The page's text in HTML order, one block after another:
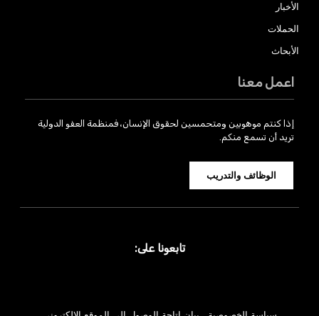
الأخبار
الحملات
الأبحاث
اعمل معنا
إذا كنتم موهوبين ومتحمسين لحقوق الإنسان، فمنظمة العفو الدولية
تريد أن تسمع منكم.
الوظائف والتدريب
تابعونا على: